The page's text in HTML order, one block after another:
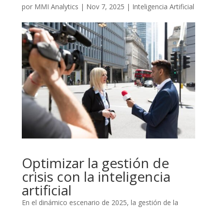
por MMI Analytics | Nov 7, 2025 | Inteligencia Artificial
Optimizar la gestión de
crisis con la inteligencia
artificial
En el dinámico escenario de 2025, la gestión de la